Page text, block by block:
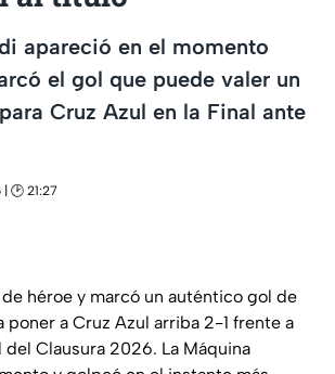
apareció en el momento
el gol que puede valer un
Cruz Azul en la Final ante
🕑 21:27
héroe y marcó un auténtico gol de
poner a Cruz Azul arriba 2-1 frente a
del Clausura 2026. La Máquina